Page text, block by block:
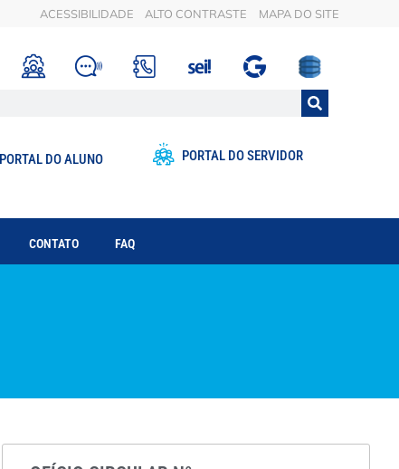
ACESSIBILIDADE ALTO CONTRASTE MAPA DO SITE
PORTAL DO ALUNO PORTAL DO SERVIDOR
CONTATO FAQ